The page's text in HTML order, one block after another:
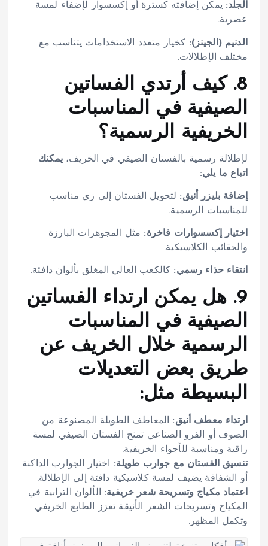
الجلد:يمكن إضافته كسترة أو إكسسوار لإضفاء لمسة
عصرية.
الدنيم (الجينز):كخيار متعدد الاستخدامات يتناسب مع
مختلف الإطلالات.
8. كيف أرتدي الفساتين
الصيفية في المناسبات
الخريفية الرسمية؟
لإطلالة رسمية بالفستان الصيفي في الخريف، يمكنك
اتباع ما يلي:
إضافة بليزر أنيق:لتحويل الفستان إلى زي مناسب
للمناسبات الرسمية.
اختيار إكسسوارات فاخرة:مثل المجوهرات البارزة
والحقائب الكلاسيكية.
انتقاء حذاء رسمي:كالكعب العالي المغلق بألوان دافئة.
9. هل يمكن ارتداء الفساتين
الصيفية في المناسبات
الرسمية خلال الخريف عن
طريق بعض التعديلات
البسيطة مثل:
ارتداء معطف أنيق:المعاطف الطويلة المصنوعة من
الصوف أو الفرو الصناعي تمنح الفستان الصيفي لمسة
راقية ومناسبة للأجواء الخريفية.
تنسيق الفستان مع جوارب طويلة:اختيار الجوارب الداكنة
أو الشفافة يضيف لمسة كلاسيكية دافئة إلى الإطلالة.
اعتماد مكياج وتسريحة شعر خريفية:الألوان الترابية في
المكياج وتسريحات الشعر الأنيقة تعزز الطابع الخريفي
وتكمل المظهر.